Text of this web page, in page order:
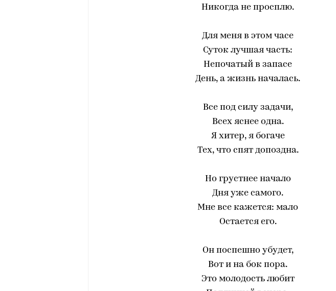
Никогда не просплю.
Для меня в этом часе
Суток лучшая часть:
Непочатый в запасе
День, а жизнь началась.
Все под силу задачи,
Всех яснее одна.
Я хитер, я богаче
Тех, что спят допоздна.
Но грустнее начало
Дня уже самого.
Мне все кажется: мало
Остается его.
Он поспешно убудет,
Вот и на бок пора.
Это молодость любит